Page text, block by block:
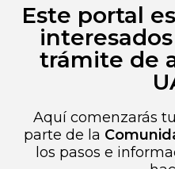
Este portal
trámite de
Aquí comenzarás
parte de la
los pasos e